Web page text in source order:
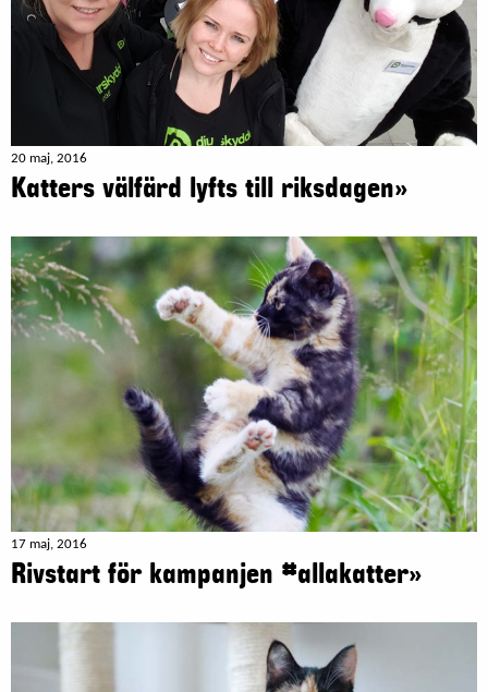
20 maj, 2016
Katters välfärd lyfts till riksdagen»
17 maj, 2016
Rivstart för kampanjen #allakatter»